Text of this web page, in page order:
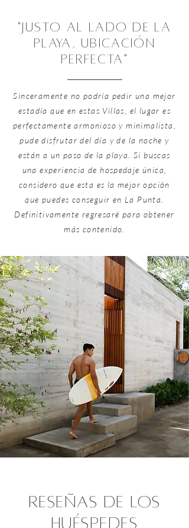
"justo al lado de la
playa, ubicación
perfecta"
Sinceramente no podría pedir una mejor
estadía que en estas Villas, el lugar es
perfectamente armonioso y minimalista,
pude disfrutar del día y de la noche y
están a un paso de la playa. Si buscas
una experiencia de hospedaje única,
considero que esta es la mejor opción
que puedes conseguir en La Punta.
Definitivamente regresaré para obtener
más contenido.
Reseñas de los
huéspedes